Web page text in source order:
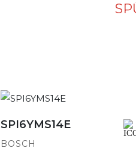
Detailansicht
SPI6YMS14E
BOSCH